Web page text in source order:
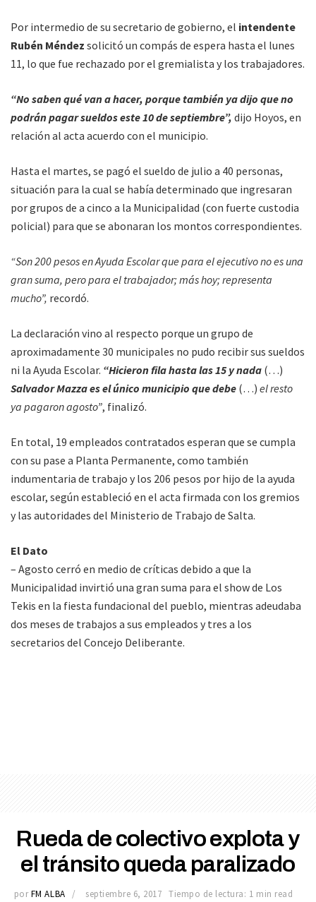
Por intermedio de su secretario de gobierno, el intendente
Rubén Méndez solicitó un compás de espera hasta el lunes
11, lo que fue rechazado por el gremialista y los trabajadores.
“No saben qué van a hacer, porque también ya dijo que no
podrán pagar sueldos este 10 de septiembre”, dijo Hoyos, en
relación al acta acuerdo con el municipio.
Hasta el martes, se pagó el sueldo de julio a 40 personas,
situación para la cual se había determinado que ingresaran
por grupos de a cinco a la Municipalidad (con fuerte custodia
policial) para que se abonaran los montos correspondientes.
“Son 200 pesos en Ayuda Escolar que para el ejecutivo no es una
gran suma, pero para el trabajador; más hoy; representa
mucho”, recordó.
La declaración vino al respecto porque un grupo de
aproximadamente 30 municipales no pudo recibir sus sueldos
ni la Ayuda Escolar. “Hicieron fila hasta las 15 y nada (…)
Salvador Mazza es el único municipio que debe (…) el resto
ya pagaron agosto”, finalizó.
En total, 19 empleados contratados esperan que se cumpla
con su pase a Planta Permanente, como también
indumentaria de trabajo y los 206 pesos por hijo de la ayuda
escolar, según estableció en el acta firmada con los gremios
y las autoridades del Ministerio de Trabajo de Salta.
El Dato
– Agosto cerró en medio de críticas debido a que la
Municipalidad invirtió una gran suma para el show de Los
Tekis en la fiesta fundacional del pueblo, mientras adeudaba
dos meses de trabajos a sus empleados y tres a los
secretarios del Concejo Deliberante.
Rueda de colectivo explota y
el tránsito queda paralizado
por FM ALBA septiembre 6, 2017 Tiempo de lectura: 1 min read